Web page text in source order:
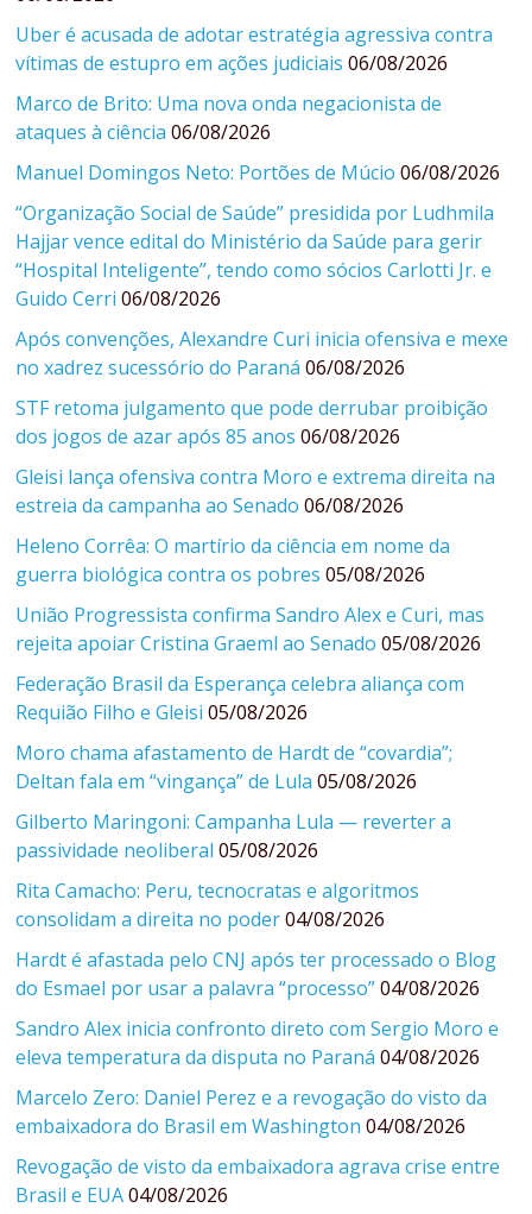
Uber é acusada de adotar estratégia agressiva contra
vítimas de estupro em ações judiciais 06/08/2026
Marco de Brito: Uma nova onda negacionista de
ataques à ciência 06/08/2026
Manuel Domingos Neto: Portões de Múcio 06/08/2026
“Organização Social de Saúde” presidida por Ludhmila
Hajjar vence edital do Ministério da Saúde para gerir
“Hospital Inteligente”, tendo como sócios Carlotti Jr. e
Guido Cerri 06/08/2026
Após convenções, Alexandre Curi inicia ofensiva e mexe
no xadrez sucessório do Paraná 06/08/2026
STF retoma julgamento que pode derrubar proibição
dos jogos de azar após 85 anos 06/08/2026
Gleisi lança ofensiva contra Moro e extrema direita na
estreia da campanha ao Senado 06/08/2026
Heleno Corrêa: O martírio da ciência em nome da
guerra biológica contra os pobres 05/08/2026
União Progressista confirma Sandro Alex e Curi, mas
rejeita apoiar Cristina Graeml ao Senado 05/08/2026
Federação Brasil da Esperança celebra aliança com
Requião Filho e Gleisi 05/08/2026
Moro chama afastamento de Hardt de “covardia”;
Deltan fala em “vingança” de Lula 05/08/2026
Gilberto Maringoni: Campanha Lula — reverter a
passividade neoliberal 05/08/2026
Rita Camacho: Peru, tecnocratas e algoritmos
consolidam a direita no poder 04/08/2026
Hardt é afastada pelo CNJ após ter processado o Blog
do Esmael por usar a palavra “processo” 04/08/2026
Sandro Alex inicia confronto direto com Sergio Moro e
eleva temperatura da disputa no Paraná 04/08/2026
Marcelo Zero: Daniel Perez e a revogação do visto da
embaixadora do Brasil em Washington 04/08/2026
Revogação de visto da embaixadora agrava crise entre
Brasil e EUA 04/08/2026